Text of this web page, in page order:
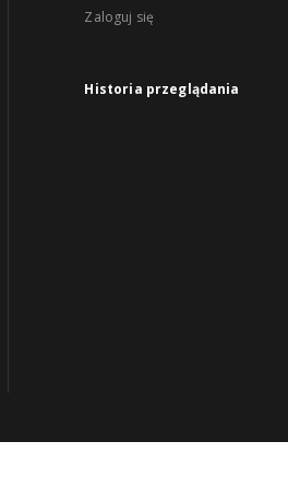
Zaloguj się
Historia przeglądania